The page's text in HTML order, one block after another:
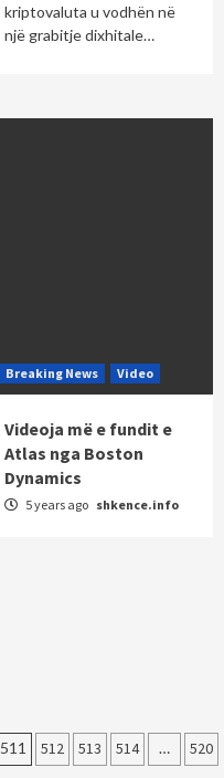
kriptovaluta u vodhën në
një grabitje dixhitale…
Breaking News Video
Videoja më e fundit e
Atlas nga Boston
Dynamics
5 years ago shkence.info
511 512 513 514 …
520